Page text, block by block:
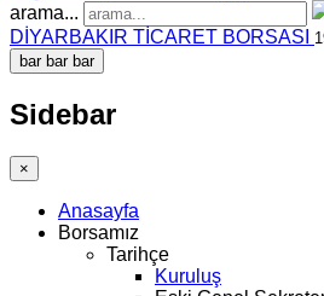
arama...
DİYARBAKIR TİCARET BORSASI
bar bar bar
Sidebar
×
Anasayfa
Borsamız
Tarihçe
Kuruluş